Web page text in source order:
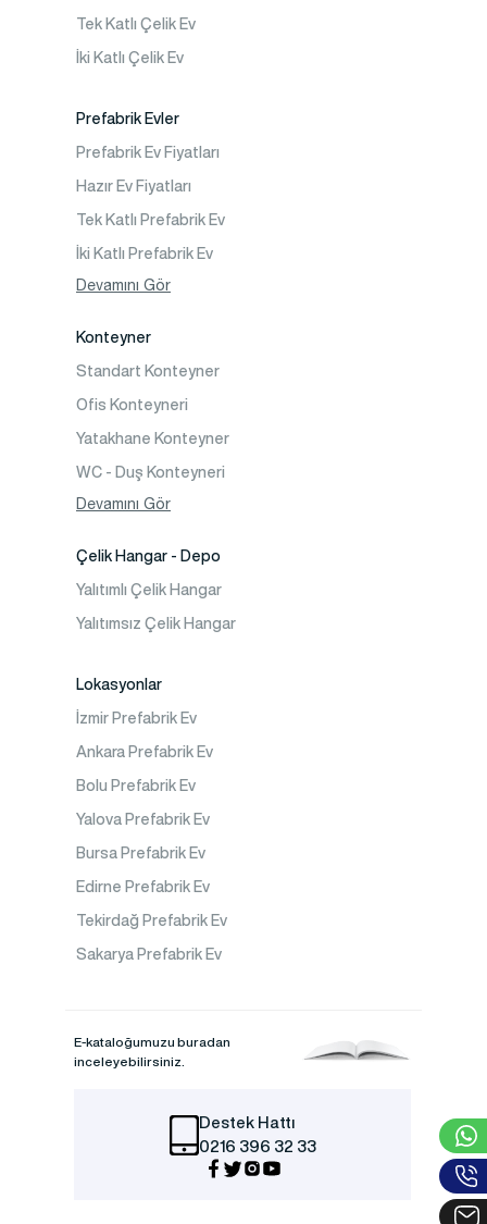
Prefabrik Acil Afet Binaları
Prefabrik WC Duş Binaları
Şantiye Mobilizasyon
Şantiye Kamp Binaları
Tek Katlı Çelik Ev
İki Katlı Çelik Ev
Prefabrik Evler
Prefabrik Ev Fiyatları
Hazır Ev Fiyatları
Tek Katlı Prefabrik Ev
İki Katlı Prefabrik Ev
Tek Katlı Prefabrik Villa
Devamını Gör
Konteyner
Standart Konteyner
Ofis Konteyneri
Yatakhane Konteyner
WC - Duş Konteyneri
Konteyner Ev
Devamını Gör
Çelik Hangar - Depo
Yalıtımlı Çelik Hangar
Yalıtımsız Çelik Hangar
Lokasyonlar
İzmir Prefabrik Ev
Ankara Prefabrik Ev
Bolu Prefabrik Ev
Yalova Prefabrik Ev
Bursa Prefabrik Ev
Edirne Prefabrik Ev
Tekirdağ Prefabrik Ev
Sakarya Prefabrik Ev
E-kataloğumuzu buradan
inceleyebilirsiniz.
Destek Hattı
0216 396 32 33